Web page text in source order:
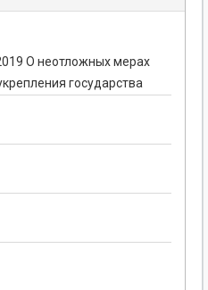
О неотложных мерах
государства